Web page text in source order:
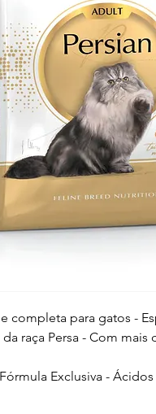
completa para gatos -
raça Persa - Com mais
Exclusiva -